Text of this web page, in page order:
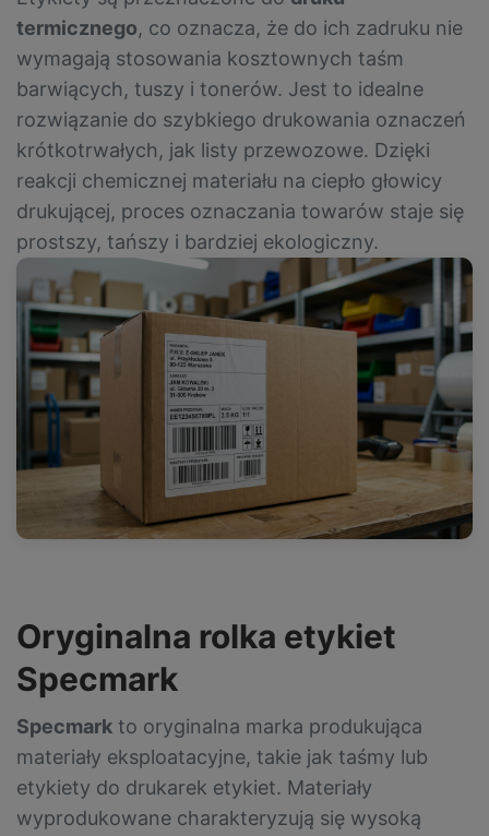
termicznego, co oznacza, że do ich zadruku nie
wymagają stosowania kosztownych taśm
barwiących, tuszy i tonerów. Jest to idealne
rozwiązanie do szybkiego drukowania oznaczeń
krótkotrwałych, jak listy przewozowe. Dzięki
reakcji chemicznej materiału na ciepło głowicy
drukującej, proces oznaczania towarów staje się
prostszy, tańszy i bardziej ekologiczny.
Oryginalna rolka etykiet
Specmark
Specmark to oryginalna marka produkująca
materiały eksploatacyjne, takie jak taśmy lub
etykiety do drukarek etykiet. Materiały
wyprodukowane charakteryzują się wysoką